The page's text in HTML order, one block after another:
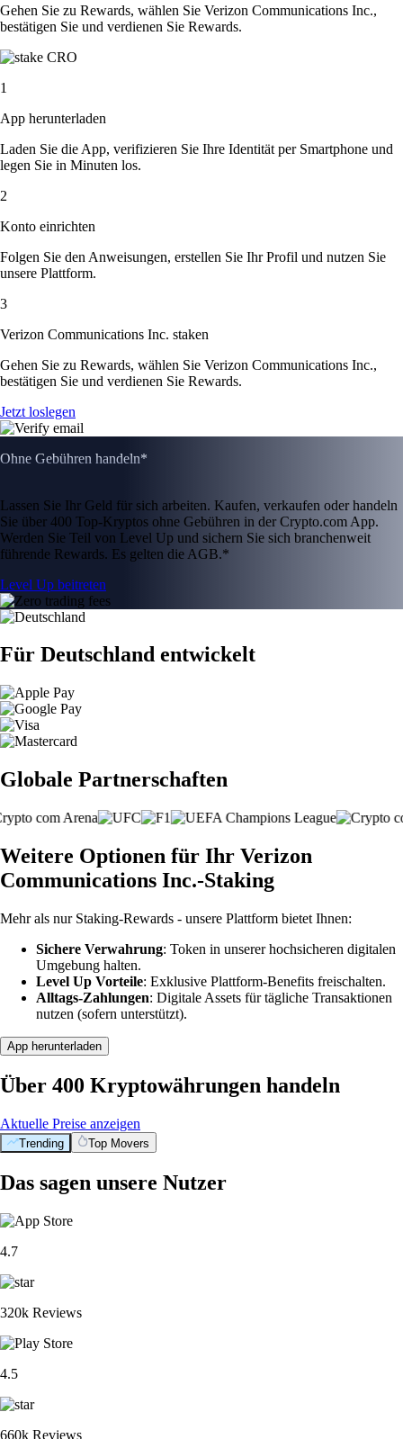
Gehen Sie zu Rewards, wählen Sie Verizon Communications Inc.,
bestätigen Sie und verdienen Sie Rewards.
1
App herunterladen
Laden Sie die App, verifizieren Sie Ihre Identität per Smartphone und
legen Sie in Minuten los.
2
Konto einrichten
Folgen Sie den Anweisungen, erstellen Sie Ihr Profil und nutzen Sie
unsere Plattform.
3
Verizon Communications Inc. staken
Gehen Sie zu Rewards, wählen Sie Verizon Communications Inc.,
bestätigen Sie und verdienen Sie Rewards.
Jetzt loslegen
Ohne Gebühren handeln*
Lassen Sie Ihr Geld für sich arbeiten. Kaufen, verkaufen oder handeln
Sie über 400 Top-Kryptos ohne Gebühren in der Crypto.com App.
Werden Sie Teil von Level Up und sichern Sie sich branchenweit
führende Rewards. Es gelten die AGB.*
Level Up beitreten
Für Deutschland entwickelt
Globale Partnerschaften
Weitere Optionen für Ihr Verizon
Communications Inc.-Staking
Mehr als nur Staking-Rewards - unsere Plattform bietet Ihnen:
Sichere Verwahrung: Token in unserer hochsicheren digitalen
Umgebung halten.
Level Up Vorteile: Exklusive Plattform-Benefits freischalten.
Alltags-Zahlungen: Digitale Assets für tägliche Transaktionen
nutzen (sofern unterstützt).
App herunterladen
Über 400 Kryptowährungen handeln
Aktuelle Preise anzeigen
Trending Top Movers
Das sagen unsere Nutzer
4.7
320k Reviews
4.5
660k Reviews